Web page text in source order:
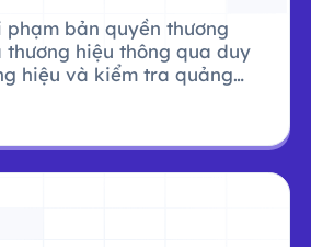
phạm bản quyền thương
thương hiệu thông qua duy
hiệu và kiểm tra quảng